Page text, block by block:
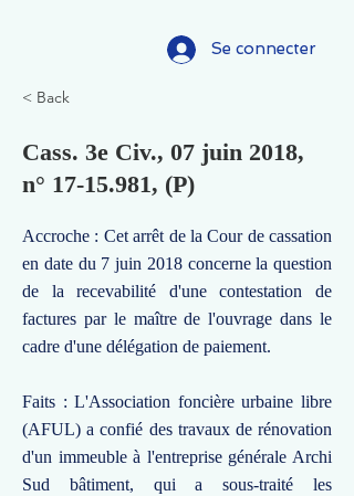
Se connecter
< Back
Cass. 3e Civ., 07 juin 2018,
n° 17-15.981, (P)
Accroche : Cet arrêt de la Cour de cassation
en date du 7 juin 2018 concerne la question
de la recevabilité d'une contestation de
factures par le maître de l'ouvrage dans le
cadre d'une délégation de paiement.
Faits : L'Association foncière urbaine libre
(AFUL) a confié des travaux de rénovation
d'un immeuble à l'entreprise générale Archi
Sud bâtiment, qui a sous-traité les